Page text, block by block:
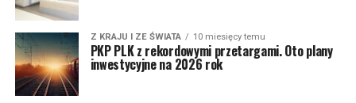
Z KRAJU I ZE ŚWIATA 10 miesięcy temu
PKP PLK z rekordowymi przetargami. Oto plany
inwestycyjne na 2026 rok